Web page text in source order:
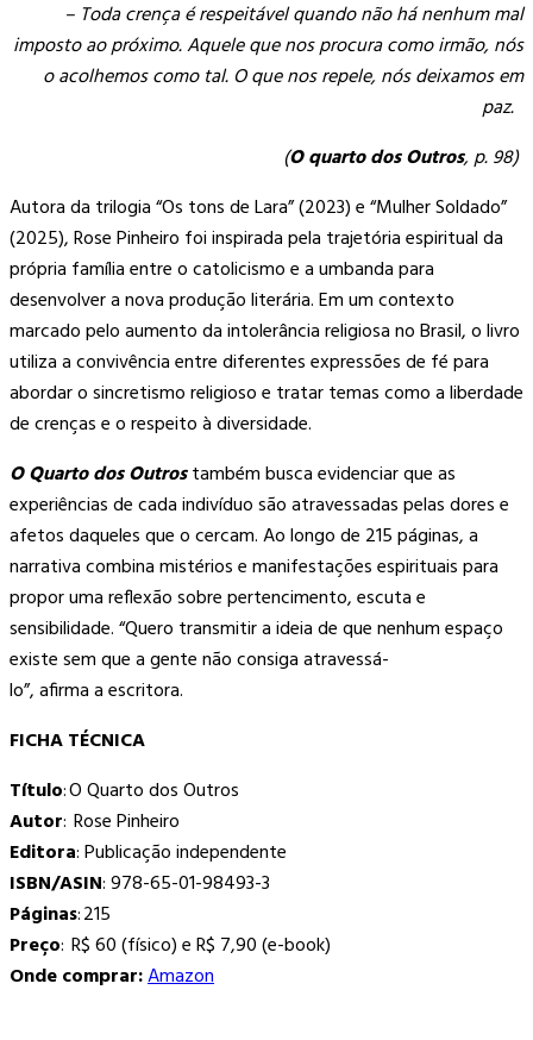
– Toda crença é respeitável quando não há nenhum mal
imposto ao próximo. Aquele que nos procura como irmão, nós
o acolhemos como tal. O que nos repele, nós deixamos em
paz.
(O quarto dos Outros, p. 98)
Autora da trilogia “Os tons de Lara” (2023) e “Mulher Soldado”
(2025), Rose Pinheiro foi inspirada pela trajetória espiritual da
própria família entre o catolicismo e a umbanda para
desenvolver a nova produção literária. Em um contexto
marcado pelo aumento da intolerância religiosa no Brasil, o livro
utiliza a convivência entre diferentes expressões de fé para
abordar o sincretismo religioso e tratar temas como a liberdade
de crenças e o respeito à diversidade.
O Quarto dos Outrostambém busca evidenciar que as
experiências de cada indivíduo são atravessadas pelas dores e
afetos daqueles que o cercam. Ao longo de 215 páginas, a
narrativa combina mistérios e manifestações espirituais para
propor uma reflexão sobre pertencimento, escuta e
sensibilidade. “Quero transmitir a ideia de que nenhum espaço
existe sem que a gente não consiga atravessá-
lo”, afirma a escritora.
FICHA TÉCNICA
Título: O Quarto dos Outros
Autor: Rose Pinheiro
Editora: Publicação independente
ISBN/ASIN: 978-65-01-98493-3
Páginas: 215
Preço: R$ 60 (físico) e R$ 7,90 (e-book)
Onde comprar:Amazon